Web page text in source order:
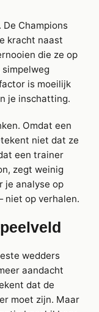
Champions
kracht naast
die ze op
is moeilijk
je inschatting.
Omdat een
niet dat ze
een trainer
zegt weinig
je analyse op
niet op verhalen.
wedders
aandacht
dat de
moet zijn. Maar